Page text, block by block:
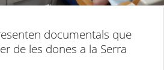
documentals que
de les dones a la Serra